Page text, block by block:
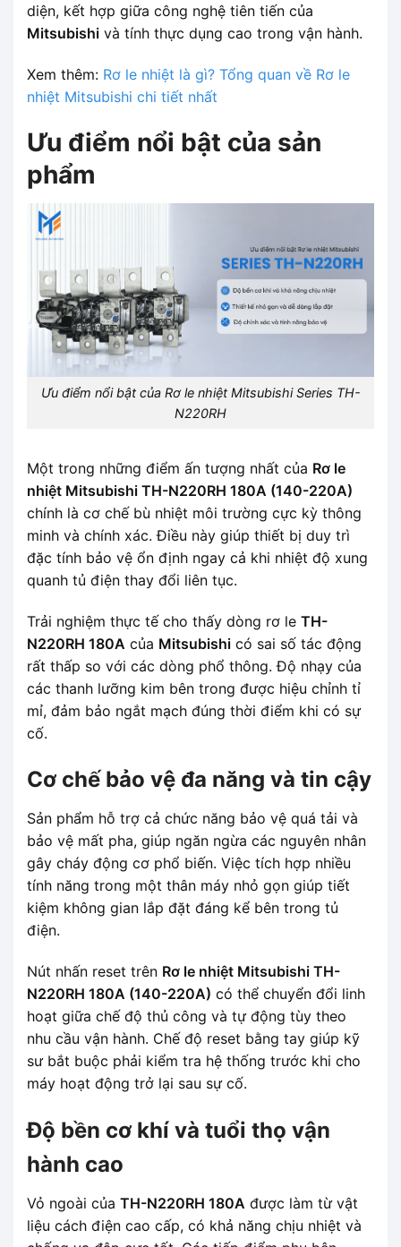
diện, kết hợp giữa công nghệ tiên tiến của
Mitsubishi và tính thực dụng cao trong vận hành.
Xem thêm: Rơ le nhiệt là gì? Tổng quan về Rơ le
nhiệt Mitsubishi chi tiết nhất
Ưu điểm nổi bật của sản
phẩm
Ưu điểm nổi bật của Rơ le nhiệt Mitsubishi Series TH-
N220RH
Một trong những điểm ấn tượng nhất của Rơ le
nhiệt Mitsubishi TH-N220RH 180A (140-220A)
chính là cơ chế bù nhiệt môi trường cực kỳ thông
minh và chính xác. Điều này giúp thiết bị duy trì
đặc tính bảo vệ ổn định ngay cả khi nhiệt độ xung
quanh tủ điện thay đổi liên tục.
Trải nghiệm thực tế cho thấy dòng rơ le TH-
N220RH 180A của Mitsubishi có sai số tác động
rất thấp so với các dòng phổ thông. Độ nhạy của
các thanh lưỡng kim bên trong được hiệu chỉnh tỉ
mỉ, đảm bảo ngắt mạch đúng thời điểm khi có sự
cố.
Cơ chế bảo vệ đa năng và tin cậy
Sản phẩm hỗ trợ cả chức năng bảo vệ quá tải và
bảo vệ mất pha, giúp ngăn ngừa các nguyên nhân
gây cháy động cơ phổ biến. Việc tích hợp nhiều
tính năng trong một thân máy nhỏ gọn giúp tiết
kiệm không gian lắp đặt đáng kể bên trong tủ
điện.
Nút nhấn reset trên Rơ le nhiệt Mitsubishi TH-
N220RH 180A (140-220A) có thể chuyển đổi linh
hoạt giữa chế độ thủ công và tự động tùy theo
nhu cầu vận hành. Chế độ reset bằng tay giúp kỹ
sư bắt buộc phải kiểm tra hệ thống trước khi cho
máy hoạt động trở lại sau sự cố.
Độ bền cơ khí và tuổi thọ vận
hành cao
Vỏ ngoài của TH-N220RH 180A được làm từ vật
liệu cách điện cao cấp, có khả năng chịu nhiệt và